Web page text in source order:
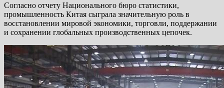
Согласно отчету Национального бюро статистики,
промышленность Китая сыграла значительную роль в
восстановлении мировой экономики, торговли, поддержании
и сохранении глобальных производственных цепочек.